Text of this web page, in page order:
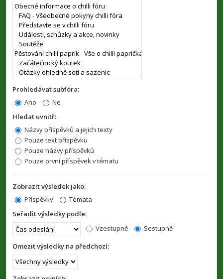
Prohledávat subfóra:
Ano
Ne
Hledat uvnitř:
Názvy příspěvků a jejich texty
Pouze text příspěvku
Pouze názvy příspěvků
Pouze první příspěvek v tématu
Zobrazit výsledek jako:
Příspěvky
Témata
Seřadit výsledky podle:
Vzestupně
Sestupně
Omezit výsledky na předchozí: